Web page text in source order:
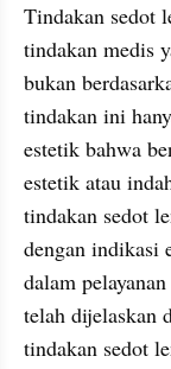
Tindakan sedot
tindakan medis
bukan
tindakan ini
estetik bahwa
estetik atau
tindakan sedot
dengan indikasi
dalam
telah dijelaskan
tindakan sedot